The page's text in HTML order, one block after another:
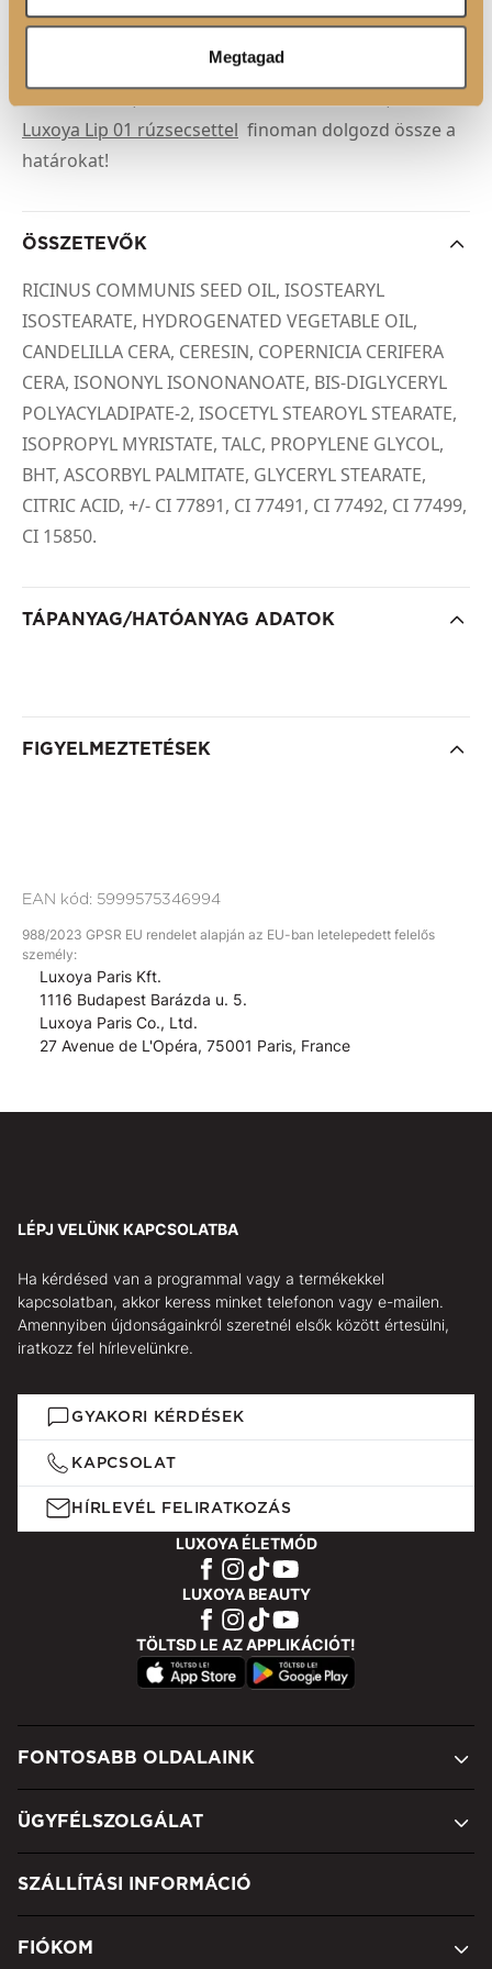
Megtagad
színátmenetet. Ezután válassz egy kissé világosabb
Luxoya Color Lastvagy
Luxoya Lip 01 rúzsecsettel finoman dolgozd össze a
határokat!
ÖSSZETEVŐK
RICINUS COMMUNIS SEED OIL, ISOSTEARYL
ISOSTEARATE, HYDROGENATED VEGETABLE OIL,
CANDELILLA CERA, CERESIN, COPERNICIA CERIFERA
CERA, ISONONYL ISONONANOATE, BIS-DIGLYCERYL
POLYACYLADIPATE-2, ISOCETYL STEAROYL STEARATE,
ISOPROPYL MYRISTATE, TALC, PROPYLENE GLYCOL,
BHT, ASCORBYL PALMITATE, GLYCERYL STEARATE,
CITRIC ACID, +/- CI 77891, CI 77491, CI 77492, CI 77499,
CI 15850.
TÁPANYAG/HATÓANYAG ADATOK
FIGYELMEZTETÉSEK
EAN kód: 5999575346994
988/2023 GPSR EU rendelet alapján az EU-ban letelepedett felelős
személy:
Luxoya Paris Kft.
1116 Budapest Barázda u. 5.
Luxoya Paris Co., Ltd.
27 Avenue de L'Opéra, 75001 Paris, France
LÉPJ VELÜNK KAPCSOLATBA
Ha kérdésed van a programmal vagy a termékekkel
kapcsolatban, akkor keress minket telefonon vagy e-mailen.
Amennyiben újdonságainkról szeretnél elsők között értesülni,
iratkozz fel hírlevelünkre.
GYAKORI KÉRDÉSEK
KAPCSOLAT
HÍRLEVÉL FELIRATKOZÁS
LUXOYA ÉLETMÓD
LUXOYA BEAUTY
TÖLTSD LE AZ APPLIKÁCIÓT!
FONTOSABB OLDALAINK
ÜGYFÉLSZOLGÁLAT
SZÁLLÍTÁSI INFORMÁCIÓ
FIÓKOM